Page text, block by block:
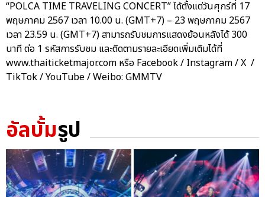
“POLCA TIME TRAVELING CONCERT” ได้ตั้งแต่วันศุกร์ที่ 17
พฤษภาคม 2567 เวลา 10.00 น. (GMT+7) – 23 พฤษภาคม 2567
เวลา 23.59 น. (GMT+7) สามารถรับชมการแสดงย้อนหลังได้ 300
นาที ต่อ 1 รหัสการรับชม และติดตามรายละเอียดเพิ่มเติมได้ที่
www.thaiticketmajor.com หรือ Facebook / Instagram / X /
TikTok / YouTube / Weibo: GMMTV
อัลบั้มรูป